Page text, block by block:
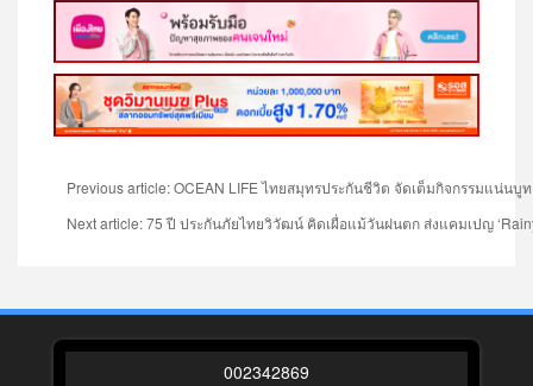
Previous article: OCEAN LIFE ไทยสมุทรประกันชีวิต จัดเต็มกิจกรรมแน่น
Next article: 75 ปี ประกันภัยไทยวิวัฒน์ คิดเผื่อแม้วันฝนตก ส่งแคมเปญ
002342869